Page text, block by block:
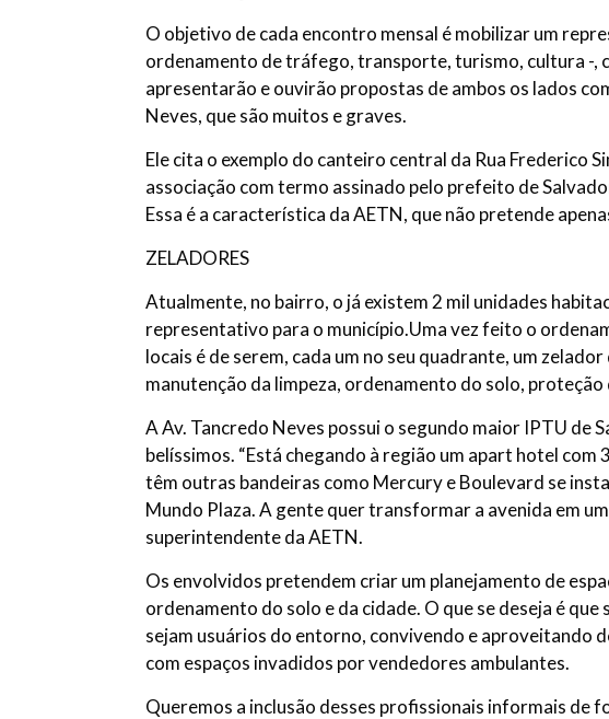
O objetivo de cada encontro mensal é mobilizar um
ordenamento de tráfego, transporte, turismo, cultura -,
apresentarão e ouvirão propostas de ambos os lados
Neves, que são muitos e graves.
Ele cita o exemplo do canteiro central da Rua Frederico
associação com termo assinado pelo prefeito de
Essa é a característica da AETN, que não pretende
ZELADORES
Atualmente, no bairro, o já existem 2 mil unidades
representativo para o município.Uma vez feito o
locais é de serem, cada um no seu quadrante, um
manutenção da limpeza, ordenamento do solo, proteção
A Av. Tancredo Neves possui o segundo maior IPTU de
belíssimos. “Está chegando à região um apart hotel
têm outras bandeiras como Mercury e Boulevard se
Mundo Plaza. A gente quer transformar a avenida em
superintendente da AETN.
Os envolvidos pretendem criar um planejamento de
ordenamento do solo e da cidade. O que se deseja é
sejam usuários do entorno, convivendo e aproveitando
com espaços invadidos por vendedores ambulantes.
Queremos a inclusão desses profissionais informais de